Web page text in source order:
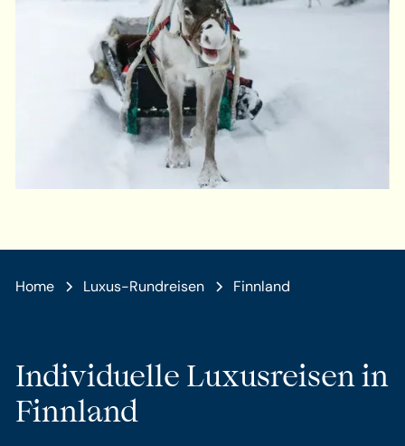
Home Luxus-Rundreisen Finnland
Individuelle Luxusreisen in
Finnland